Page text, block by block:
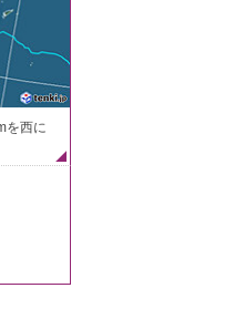
を西に